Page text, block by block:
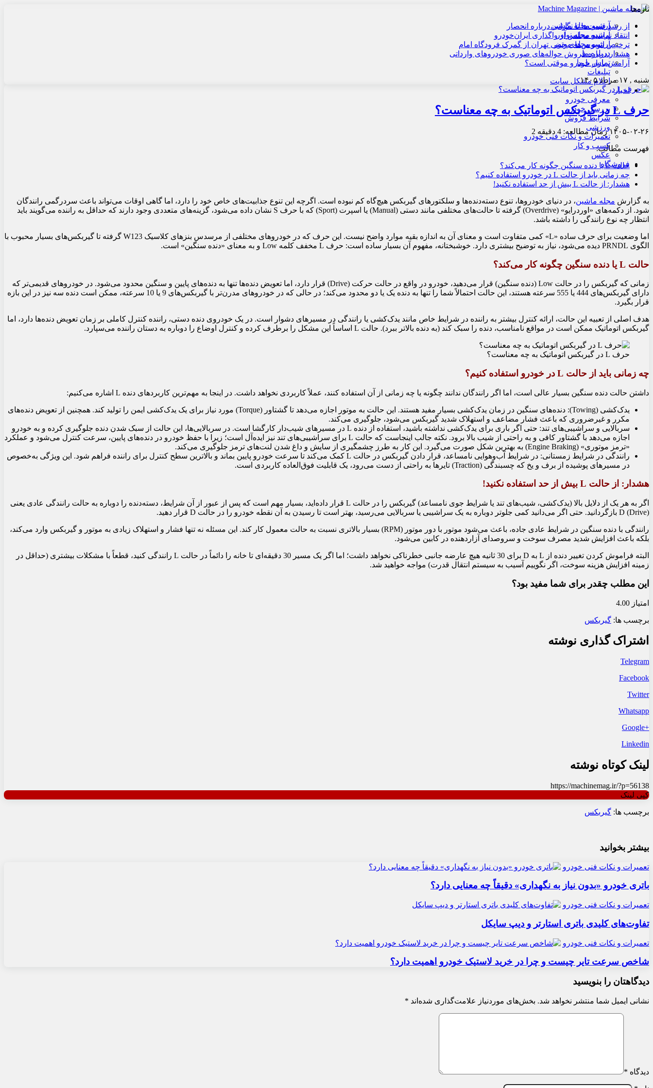
آرشیو مجله ماشین
آرشیو مجله نوآور
آرشیو مجله موتور
درباره ما
تماس با ما
تبلیغات
اعلام مشکل سایت
اخبار
معرفی خودرو
بررسی خودرو
شرایط فروش
ورزشی
تعمیرات و نکات فنی خودرو
کسب و کار
عکس
فروشگاه
تازه‌ها
از رشد قیمت‌ها تا نگرانی درباره انحصار
انتقاد نماینده مجلس از واگذاری ایران‌خودرو
ترخیص اتوبوس‌های چینی تهران از گمرک فرودگاه امام
هشدار درباره فروش حواله‌های صوری خودروهای وارداتی
آرامش بازار خودرو موقتی است؟
شنبه , ۱۷ مرداد ۱۴۰۵
حرف L در گیربکس اتوماتیک به چه معناست؟
۱۴۰۵-۰۲-۲۶زمان مطالعه: 4 دقیقه
فهرست مطالب:
حالت L یا دنده سنگین چگونه کار می‌کند؟
چه زمانی باید از حالت L در خودرو استفاده کنیم؟
هشدار: از حالت L بیش از حد استفاده نکنید!
به گزارش مجله ماشین، در دنیای خودروها، تنوع دسته‌دنده‌ها و سلکتورهای گیربکس هیچ‌گاه کم نبوده است. اگرچه این تنوع جذابیت‌های خاص خود را دارد، اما گاهی اوقات می‌تواند باعث سردرگمی رانندگان
شود. از دکمه‌های «اوردرایو» (Overdrive) گرفته تا حالت‌های مختلفی مانند دستی (Manual) یا اسپرت (Sport) که با حرف S نشان داده می‌شود، گزینه‌های متعددی وجود دارند که حداقل به راننده می‌گویند باید
انتظار چه نوع رانندگی را داشته باشد.
اما وضعیت برای حرف ساده «L» کمی متفاوت است و معنای آن به اندازه بقیه موارد واضح نیست. این حرف که در خودروهای مختلفی از مرسدس بنزهای کلاسیک W123 گرفته تا گیربکس‌های بسیار محبوب با
الگوی PRNDL دیده می‌شود، نیاز به توضیح بیشتری دارد. خوشبختانه، مفهوم آن بسیار ساده است: حرف L مخفف کلمه Low و به معنای «دنده سنگین» است.
حالت L یا دنده سنگین چگونه کار می‌کند؟
زمانی که گیربکس را در حالت Low (دنده سنگین) قرار می‌دهید، خودرو در واقع در حالت حرکت (Drive) قرار دارد، اما تعویض دنده‌ها تنها به دنده‌های پایین و سنگین محدود می‌شود. در خودروهای قدیمی‌تر که
دارای گیربکس‌های
444 یا 555 سرعته هستند، این حالت احتمالاً شما را تنها به دنده یک یا دو محدود می‌کند؛ در حالی که در خودروهای مدرن‌تر با گیربکس‌های 9 یا 10 سرعته، ممکن است دنده سه نیز در این بازه
قرار بگیرد.
هدف اصلی از تعبیه این حالت، ارائه کنترل بیشتر به راننده در شرایط خاص مانند یدک‌کشی یا رانندگی در مسیرهای دشوار است. در یک خودروی دنده دستی، راننده کنترل کاملی بر زمان تعویض دنده‌ها دارد، اما
گیربکس اتوماتیک ممکن است در مواقع نامناسب، دنده را سبک کند (به دنده بالاتر ببرد). حالت L اساساً این مشکل را برطرف کرده و کنترل اوضاع را دوباره به دستان راننده می‌سپارد.
حرف L در گیربکس اتوماتیک به چه معناست؟
چه زمانی باید از حالت L در خودرو استفاده کنیم؟
داشتن حالت دنده سنگین بسیار عالی است، اما اگر رانندگان ندانند چگونه یا چه زمانی از آن استفاده کنند، عملاً کاربردی نخواهد داشت. در اینجا به مهم‌ترین کاربردهای دنده L اشاره می‌کنیم:
یدک‌کشی (Towing): دنده‌های سنگین در زمان یدک‌کشی بسیار مفید هستند. این حالت به موتور اجازه می‌دهد تا گشتاور (Torque) مورد نیاز برای یک یدک‌کشی ایمن را تولید کند. همچنین از تعویض دنده‌های
مکرر و غیرضروری که باعث فشار مضاعف و استهلاک شدید گیربکس می‌شود، جلوگیری می‌کند.
سربالایی و سراشیبی‌های تند: حتی اگر باری برای یدک‌کشی نداشته باشید، استفاده از دنده L در مسیرهای شیب‌دار کارگشا است. در سربالایی‌ها، این حالت از سبک شدن دنده جلوگیری کرده و به خودرو
اجازه می‌دهد با گشتاور کافی و به راحتی از شیب بالا برود. نکته جالب اینجاست که حالت L برای سراشیبی‌های تند نیز ایده‌آل است؛ زیرا با حفظ خودرو در دنده‌های پایین، سرعت کنترل می‌شود و عملکرد
«ترمز موتوری» (Engine Braking) به بهترین شکل صورت می‌گیرد. این کار به طرز چشمگیری از سایش و داغ شدن لنت‌های ترمز جلوگیری می‌کند.
رانندگی در شرایط زمستانی: در شرایط آب‌وهوایی نامساعد، قرار دادن گیربکس در حالت L کمک می‌کند تا سرعت خودرو پایین بماند و بالاترین سطح کنترل برای راننده فراهم شود. این ویژگی به‌خصوص
در مسیرهای پوشیده از برف و یخ که چسبندگی (Traction) تایرها به راحتی از دست می‌رود، یک قابلیت فوق‌العاده کاربردی است.
هشدار: از حالت L بیش از حد استفاده نکنید!
اگر به هر یک از دلایل بالا (یدک‌کشی، شیب‌های تند یا شرایط جوی نامساعد) گیربکس را در حالت L قرار داده‌اید، بسیار مهم است که پس از عبور از آن شرایط، دسته‌دنده را دوباره به حالت رانندگی عادی یعنی
D (Drive) بازگردانید. حتی اگر می‌دانید کمی جلوتر دوباره به یک سراشیبی یا سربالایی می‌رسید، بهتر است تا رسیدن به آن نقطه خودرو را در حالت D قرار دهید.
رانندگی با دنده سنگین در شرایط عادی جاده، باعث می‌شود موتور با دور موتور (RPM) بسیار بالاتری نسبت به حالت معمول کار کند. این مسئله نه تنها فشار و استهلاک زیادی به موتور و گیربکس وارد می‌کند،
بلکه باعث افزایش شدید مصرف سوخت و سروصدای آزاردهنده در کابین می‌شود.
البته فراموش کردن تغییر دنده از L به D برای 30 ثانیه هیچ عارضه جانبی خطرناکی نخواهد داشت؛ اما اگر یک مسیر 30
دقیقه‌ای تا خانه را دائماً در حالت L رانندگی کنید، قطعاً با مشکلات بیشتری (حداقل در
زمینه افزایش هزینه سوخت، اگر نگوییم آسیب به سیستم انتقال قدرت) مواجه خواهید شد.
این مطلب چقدر برای شما مفید بود؟
امتیاز 4.00
برچسب ها: گیربکس
اشتراک گذاری نوشته
Telegram
Facebook
Twitter
Whatsapp
+Google
Linkedin
لینک کوتاه نوشته
https://machinemag.ir/?p=56138
کپی لینک
برچسب ها: گیربکس
بیشتر بخوانید
تعمیرات و نکات فنی خودرو
باتری خودرو «بدون نیاز به نگهداری» دقیقاً چه معنایی دارد؟
تعمیرات و نکات فنی خودرو
تفاوت‌های کلیدی باتری استارتر و دیپ سایکل
تعمیرات و نکات فنی خودرو
شاخص سرعت تایر چیست و چرا در خرید لاستیک خودرو اهمیت دارد؟
دیدگاهتان را بنویسید
نشانی ایمیل شما منتشر نخواهد شد. بخش‌های موردنیاز علامت‌گذاری شده‌اند *
دیدگاه *